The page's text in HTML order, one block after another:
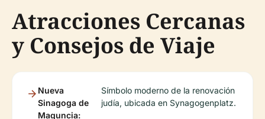
Atracciones Cercanas
y Consejos de Viaje
Nueva
Sinagoga de
Maguncia:
Símbolo moderno de la renovación
judía, ubicada en Synagogenplatz.